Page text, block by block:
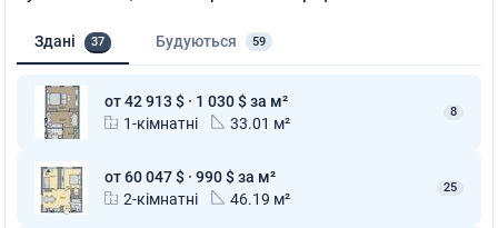
Здані 37 Будуються 59
от 42 913 $ · 1 030 $ за м²
1-кімнатні
33.01 м²
8
от 60 047 $ · 990 $ за м²
2-кімнатні
46.19 м²
25